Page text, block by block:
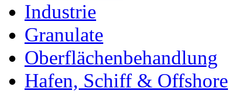
Industrie
Granulate
Oberflächenbehandlung
Hafen, Schiff & Offshore